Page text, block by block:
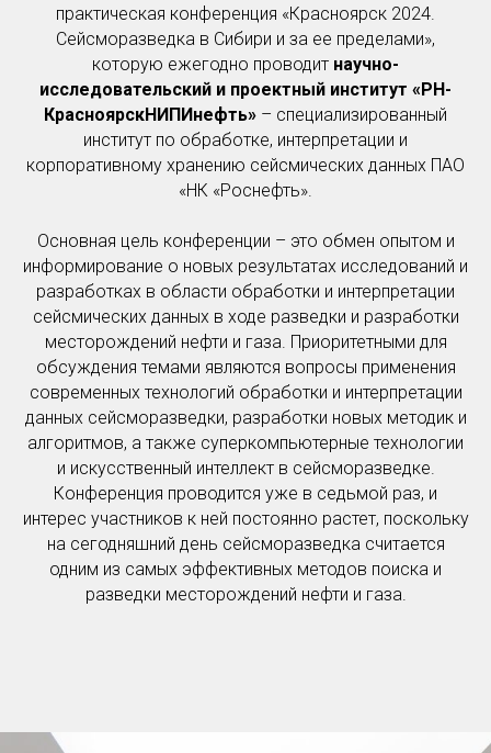
практическая конференция «Красноярск 2024.
Сейсморазведка в Сибири и за ее пределами»,
которую ежегодно проводит научно-
исследовательский и проектный институт «РН-
КрасноярскНИПИнефть» – специализированный
институт по обработке, интерпретации и
корпоративному хранению сейсмических данных ПАО
«НК «Роснефть».
Основная цель конференции – это обмен опытом и
информирование о новых результатах исследований и
разработках в области обработки и интерпретации
сейсмических данных в ходе разведки и разработки
месторождений нефти и газа. Приоритетными для
обсуждения темами являются вопросы применения
современных технологий обработки и интерпретации
данных сейсморазведки, разработки новых методик и
алгоритмов, а также суперкомпьютерные технологии
и искусственный интеллект в сейсморазведке.
Конференция проводится уже в седьмой раз, и
интерес участников к ней постоянно растет, поскольку
на сегодняшний день сейсморазведка считается
одним из самых эффективных методов поиска и
разведки месторождений нефти и газа.